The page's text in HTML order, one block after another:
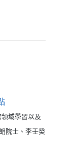
（另開新視窗）
域學習以及
院士、李壬癸